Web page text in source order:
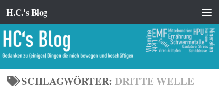
Zum Inhalt springen
H.C.'s Blog
SCHLAGWÖRTER: DRITTE WELLE